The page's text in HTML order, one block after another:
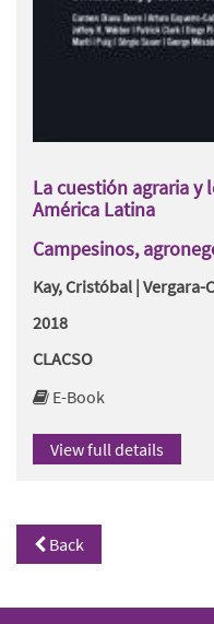
La cuestión agraria y
América Latina
Campesinos,
Kay, Cristóbal |
2018
CLACSO
E-Book
View full details
Back